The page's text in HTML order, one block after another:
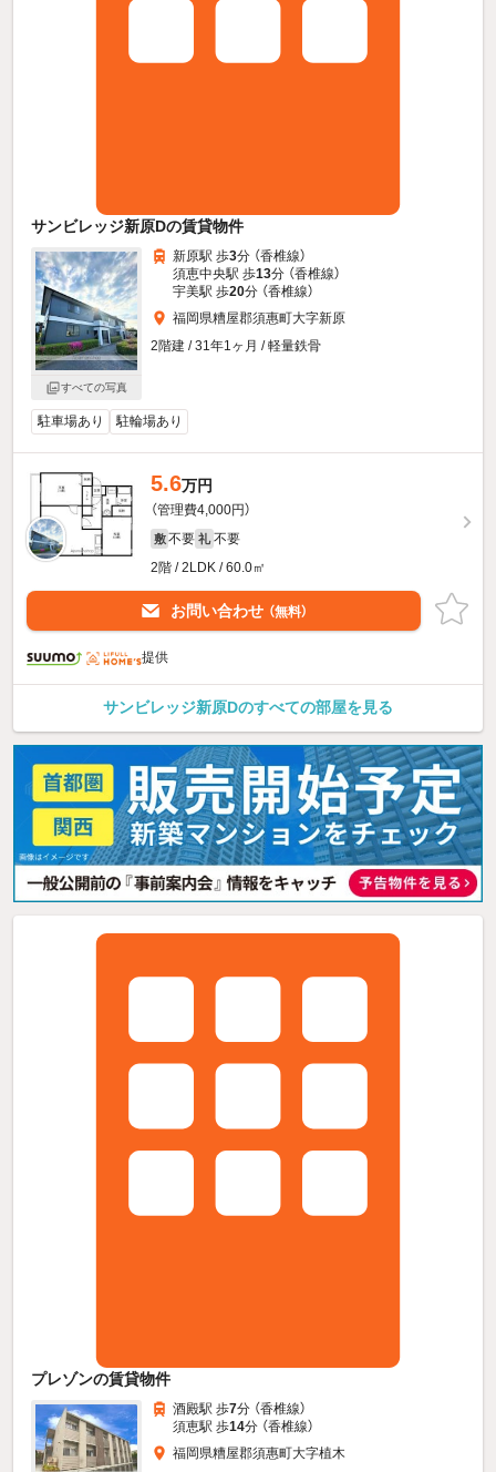
サンビレッジ新原Dの賃貸物件
すべての写真
新原駅 歩3分 （香椎線）
須恵中央駅 歩13分 （香椎線）
宇美駅 歩20分 （香椎線）
福岡県糟屋郡須惠町大字新原
2階建 / 31年1ヶ月 / 軽量鉄骨
駐車場あり 駐輪場あり
5.6万円
（管理費4,000円）
敷 不要 礼 不要
2階 / 2LDK / 60.0㎡
お問い合わせ （無料）
提供
サンビレッジ新原Dのすべての部屋を見る
プレゾンの賃貸物件
酒殿駅 歩7分 （香椎線）
須恵駅 歩14分 （香椎線）
福岡県糟屋郡須惠町大字植木